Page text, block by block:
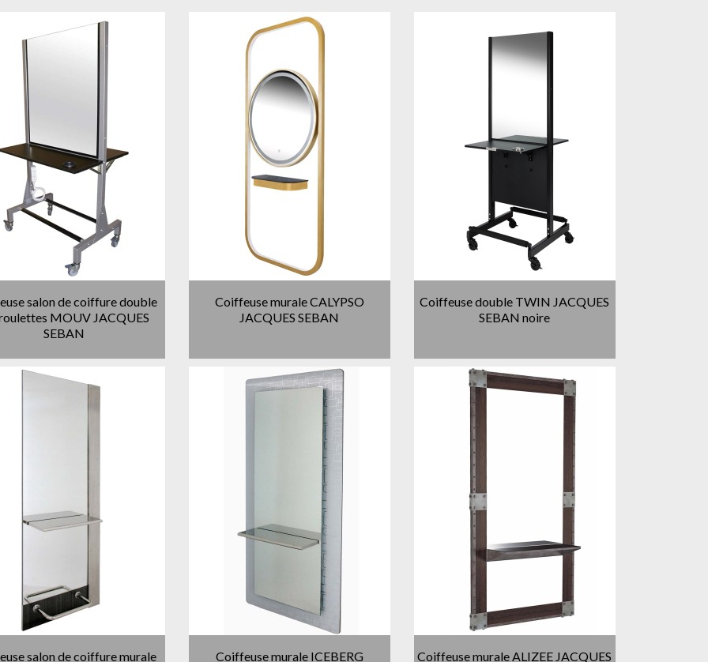
salon de coiffure double
MOUV JACQUES
SEBAN
Coiffeuse murale CALYPSO
JACQUES SEBAN
Coiffeuse double TWIN JACQUES
SEBAN noire
salon de coiffure murale Coiffeuse murale ICEBERG Coiffeuse murale ALIZEE JACQUES